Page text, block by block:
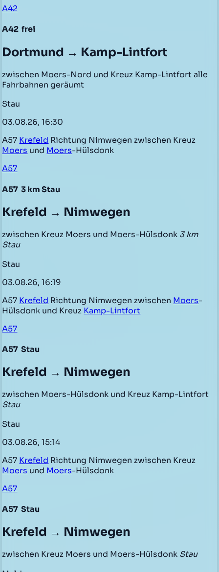
A42
A42 frei
Dortmund → Kamp-Lintfort
zwischen Moers-Nord und Kreuz Kamp-Lintfort alle
Fahrbahnen geräumt
Stau
03.08.26, 16:30
A57 Krefeld Richtung Nimwegen zwischen Kreuz
Moers und Moers-Hülsdonk
A57
A57 3 km Stau
Krefeld → Nimwegen
zwischen Kreuz Moers und Moers-Hülsdonk 3 km
Stau
Stau
03.08.26, 16:19
A57 Krefeld Richtung Nimwegen zwischen Moers-
Hülsdonk und Kreuz Kamp-Lintfort
A57
A57 Stau
Krefeld → Nimwegen
zwischen Moers-Hülsdonk und Kreuz Kamp-Lintfort
Stau
Stau
03.08.26, 15:14
A57 Krefeld Richtung Nimwegen zwischen Kreuz
Moers und Moers-Hülsdonk
A57
A57 Stau
Krefeld → Nimwegen
zwischen Kreuz Moers und Moers-Hülsdonk Stau